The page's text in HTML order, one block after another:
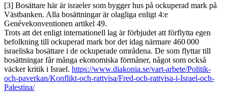
[3] Bosättare här är israeler som bygger hus på ockuperad mark på
Västbanken. Alla bosättningar är olagliga enligt 4:e
Genévekonventionen artikel 49.
Trots att det enligt internationell lag är förbjudet att förflytta egen
befolkning till ockuperad mark bor det idag närmare 460 000
israeliska bosättare i de ockuperade områdena. De som flyttar till
bosättningar får många ekonomiska förmåner, något som också
väcker kritik i Israel. https://www.diakonia.se/vart-arbete/Politik-
och-paverkan/Konflikt-och-rattvisa/Fred-och-rattvisa-i-Israel-och-
Palestina/